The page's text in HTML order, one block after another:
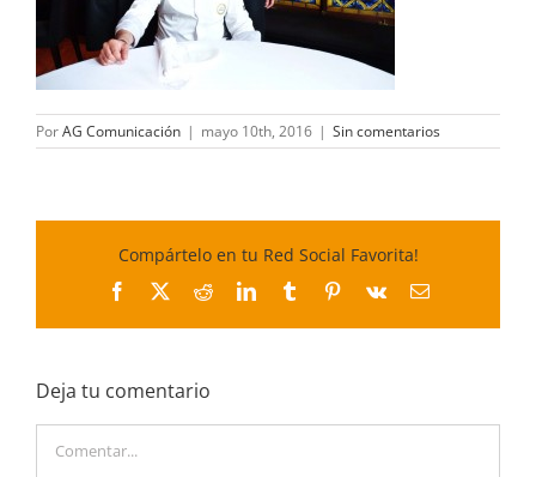
PorAG Comunicación | mayo 10th, 2016 | Sin comentarios
Compártelo en tu Red Social Favorita!
Facebook
X RedditLinkedInTumblrPinterest
Vk
Correo
Deja tu comentario